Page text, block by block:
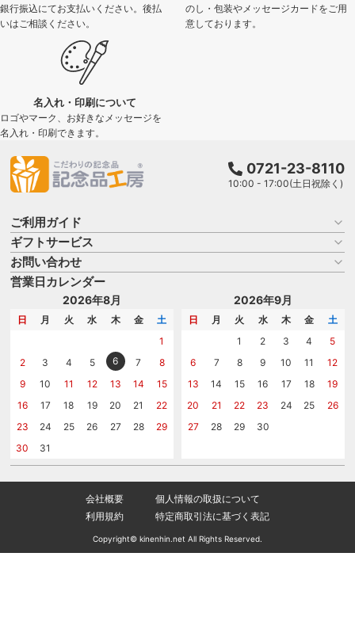
銀行振込にてお支払いください。後払
いはご相談ください。
のし・包装やメッセージカードをご用
意しております。
名入れ・印刷について
ロゴやマーク、お好きなメッセージを
名入れ・印刷できます。
0721-23-8110
10:00 - 17:00(土日祝除く)
ご利用ガイド
お買い物ガイド
よくある質問
はじめての記念品選び
記念品工房の使い方
ギフトサービス
名入れについて
のし
メッセージカード
お問い合わせ
商品選びを相談する
名入れについて相談する
カタログを請求する
営業日カレンダー
2026年8月
日 月 火 水 木 金
土
1
2
3 4 5 6 7
8
9
10 11 12 13 14
15
16
17 18 19 20 21
22
23
24 25 26 27 28
29
30
31
2026年9月
日 月 火 水 木 金
土
1
2 3 4
5
6
7 8 9 10 11
12
13
14 15 16 17 18
19
20
21 22 23 24 25
26
27
28 29 30
会社概要
個人情報の取扱について
利用規約
特定商取引法に基づく表記
Copyright© kinenhin.net All Rights Reserved.